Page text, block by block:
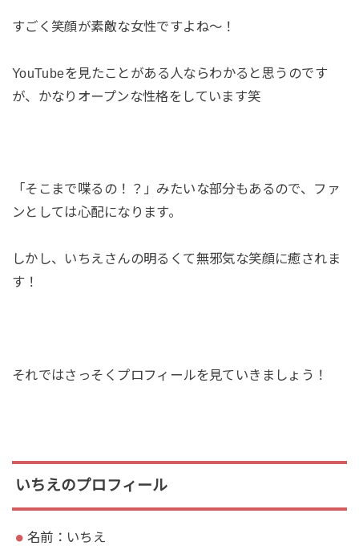
すごく笑顔が素敵な女性ですよね〜！
YouTubeを見たことがある人ならわかると思うのです
が、かなりオープンな性格をしています笑
「そこまで喋るの！？」みたいな部分もあるので、ファ
ンとしては心配になります。
しかし、いちえさんの明るくて無邪気な笑顔に癒されま
す！
それではさっそくプロフィールを見ていきましょう！
いちえのプロフィール
名前：いちえ